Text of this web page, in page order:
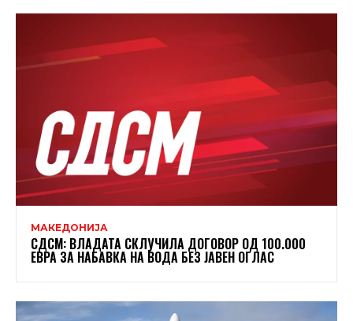
МАКЕДОНИЈА
СДСМ: ВЛАДАТА СКЛУЧИЛА ДОГОВОР ОД 100.000
ЕВРА ЗА НАБАВКА НА ВОДА БЕЗ ЈАВЕН ОГЛАС